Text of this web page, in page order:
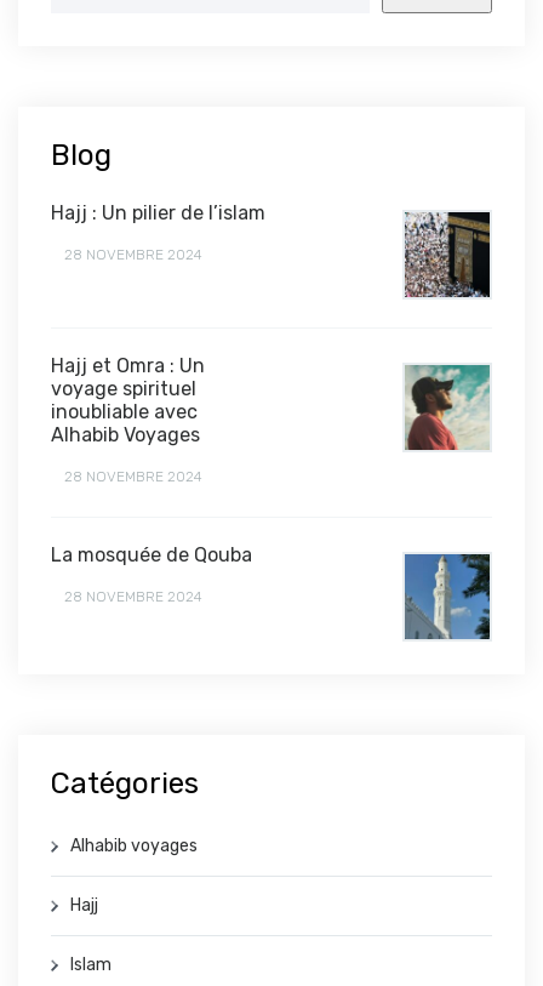
Blog
Hajj : Un pilier de l’islam
28 NOVEMBRE 2024
Hajj et Omra : Un
voyage spirituel
inoubliable avec
Alhabib Voyages
28 NOVEMBRE 2024
La mosquée de Qouba
28 NOVEMBRE 2024
Catégories
Alhabib voyages
Hajj
Islam